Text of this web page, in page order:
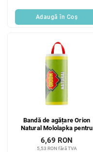
Adaugă în Coş
Bandă de agățare Orion
Natural Mololapka pentru
molii alimentare 1 buc.
5,53 RON fără TVA
6,69 RON